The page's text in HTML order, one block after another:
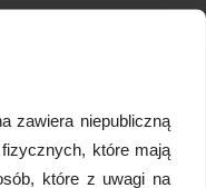
zawiera niepubliczną
które mają
które z uwagi na